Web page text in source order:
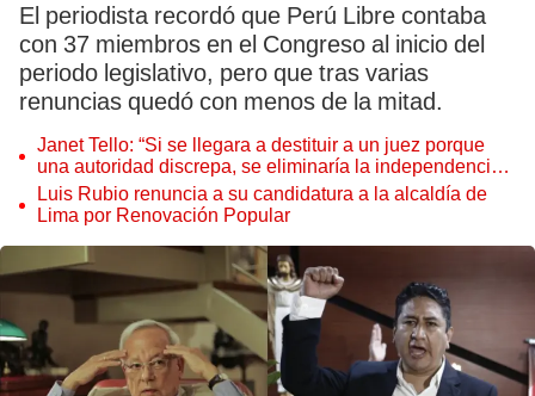
El periodista recordó que Perú Libre contaba
con 37 miembros en el Congreso al inicio del
periodo legislativo, pero que tras varias
renuncias quedó con menos de la mitad.
Janet Tello: “Si se llegara a destituir a un juez porque
una autoridad discrepa, se eliminaría la independencia
judicial”
Luis Rubio renuncia a su candidatura a la alcaldía de
Lima por Renovación Popular